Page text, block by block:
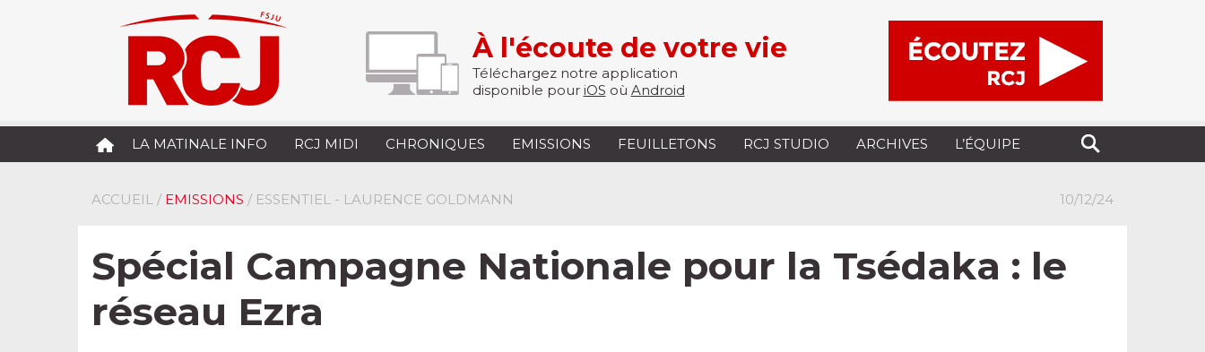
À l'écoute de votre vie
Téléchargez notre application
disponible pour iOS où Android
LA MATINALE INFO RCJ MIDI CHRONIQUES EMISSIONS FEUILLETONS RCJ STUDIO ARCHIVES L’ÉQUIPE
ACCUEIL / EMISSIONS / ESSENTIEL - LAURENCE GOLDMANN 10/12/24
Spécial Campagne Nationale pour la Tsédaka : le
réseau Ezra